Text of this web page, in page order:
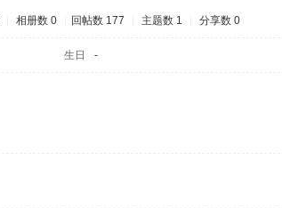
相册数 0 回帖数 177 主题数 1 分享数 0
生日 -